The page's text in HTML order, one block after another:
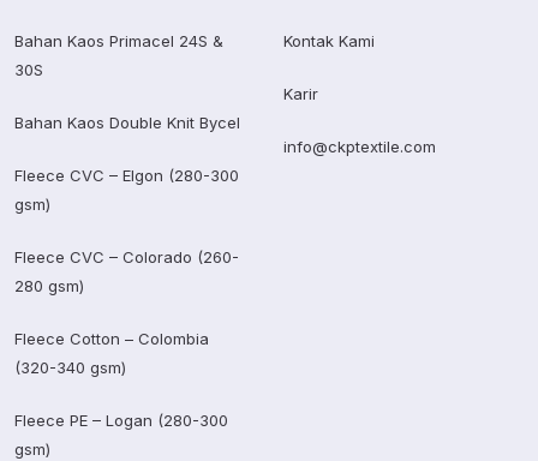
Bahan Kaos Primacel 24S &
30S
Bahan Kaos Double Knit Bycel
Fleece CVC – Elgon (280-300
gsm)
Fleece CVC – Colorado (260-
280 gsm)
Fleece Cotton – Colombia
(320-340 gsm)
Fleece PE – Logan (280-300
gsm)
Kontak Kami
Karir
info@ckptextile.com